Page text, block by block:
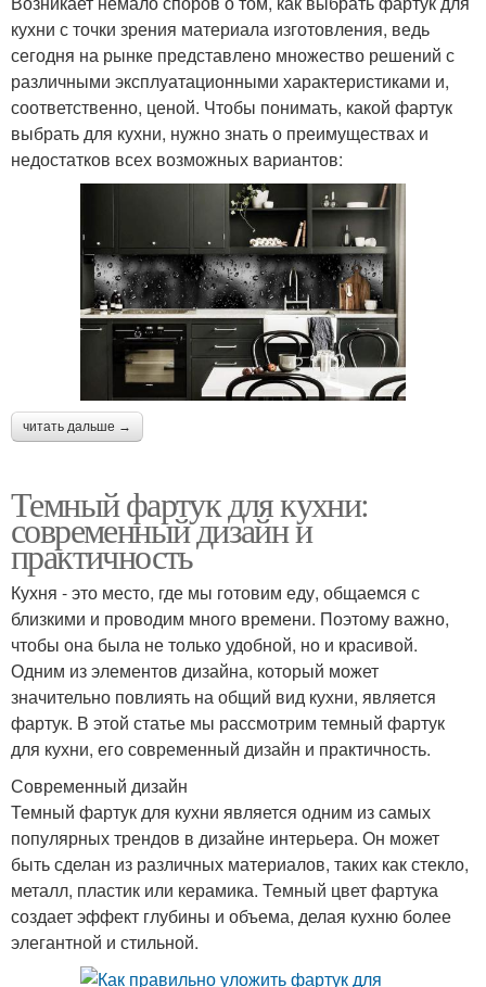
кухни с точки зрения материала изготовления, ведь
сегодня на рынке представлено множество решений с
различными эксплуатационными характеристиками и,
соответственно, ценой. Чтобы понимать, какой фартук
выбрать для кухни, нужно знать о преимуществах и
недостатков всех возможных вариантов:
читать дальше →
Темный фартук для кухни:
современный дизайн и
практичность
Кухня - это место, где мы готовим еду, общаемся с
близкими и проводим много времени. Поэтому важно,
чтобы она была не только удобной, но и красивой.
Одним из элементов дизайна, который может
значительно повлиять на общий вид кухни, является
фартук. В этой статье мы рассмотрим темный фартук
для кухни, его современный дизайн и практичность.
Современный дизайн
Темный фартук для кухни является одним из самых
популярных трендов в дизайне интерьера. Он может
быть сделан из различных материалов, таких как стекло,
металл, пластик или керамика. Темный цвет фартука
создает эффект глубины и объема, делая кухню более
элегантной и стильной.